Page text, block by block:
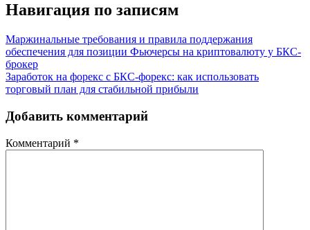
Навигация по записям
Маржинальные требования и правила поддержания
обеспечения для позиции Фьючерсы на криптовалюту у БКС-
брокер
Заработок на форекс с БКС-форекс: как использовать
торговый план для стабильной прибыли
Добавить комментарий
Комментарий *